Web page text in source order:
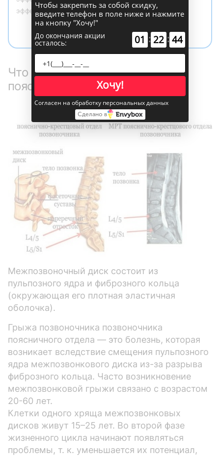
эффектов.“
Доктор Ульрих Фробергер
Что такое грыжа позвоночника
поясничного отдела?
Межпозвоночный диск состоит из
пульпозного ядра и фиброзного кольца
(окружающая его плотная эластичная
оболочка).
Грыжа позвоночника позвоночника
поясничного отдела — это болезнь, которая
возникает вследствие смещения пульпозного
ядра межпозвонкового диска из-за разрыва
фиброзного кольца. Часто возникновение
межпозвонковой грыжи связано с возрастом
20-60 лет.
Клетки одного хряща межпозвонковых
дисков живут 15–25 лет. Во второй фазе
жизненного цикла начинают появляться
проблемы, т. к. уменьшается их потенциал,
Чтобы закрепить за собой скидку,
введите телефон в поле ниже и нажмите
на кнопку "Хочу!"
До окончания акции
осталось: 01 : 22 : 43
Хочу!
Согласен на обработку персональных данных
Сделано в